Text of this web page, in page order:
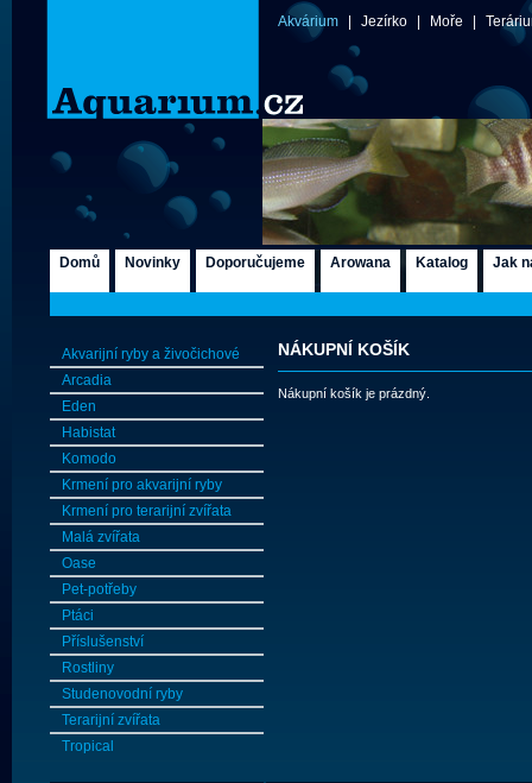
Akvárium Jezírko Moře
Domů Novinky Doporučujeme Arowana Katalog Jak
Akvarijní ryby a živočichové
Arcadia
Eden
Habistat
Komodo
Krmení pro akvarijní ryby
Krmení pro terarijní zvířata
Malá zvířata
Oase
Pet-potřeby
Ptáci
Příslušenství
Rostliny
Studenovodní ryby
Terarijní zvířata
Tropical
NÁKUPNÍ KOŠÍK
Nákupní košík je prázdný.